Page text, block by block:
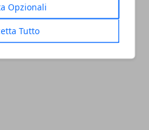
Opzionali
Tutto